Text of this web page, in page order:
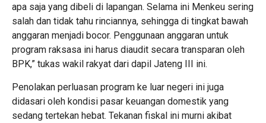
apa saja yang dibeli di lapangan. Selama ini Menkeu sering
salah dan tidak tahu rinciannya, sehingga di tingkat bawah
anggaran menjadi bocor. Penggunaan anggaran untuk
program raksasa ini harus diaudit secara transparan oleh
BPK,” tukas wakil rakyat dari dapil Jateng III ini.
Penolakan perluasan program ke luar negeri ini juga
didasari oleh kondisi pasar keuangan domestik yang
sedang tertekan hebat. Tekanan fiskal ini murni akibat